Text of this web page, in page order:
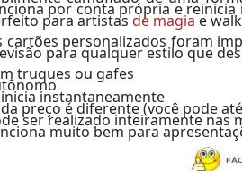
por conta própria e
para artistasde magiae
cartões personalizados foram
para qualquer estilo que
truques ou gafes
instantaneamente
preço é diferente (você pode
ser realizado inteiramente nas
muito bem para